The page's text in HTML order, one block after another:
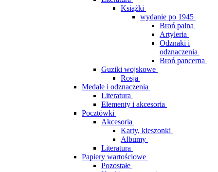
Książki
wydanie po 1945
Broń palna
Artyleria
Odznaki i
odznaczenia
Broń pancerna
Guziki wojskowe
Rosja
Medale i odznaczenia
Literatura
Elementy i akcesoria
Pocztówki
Akcesoria
Karty, kieszonki
Albumy
Literatura
Papiery wartościowe
Pozostałe